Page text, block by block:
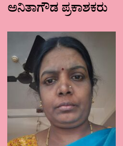
ಅನಿತಾಗೌಡ ಪ್ರಕಾಶಕರು